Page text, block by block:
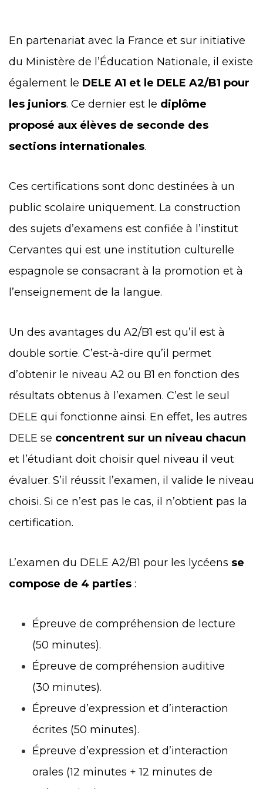
En partenariat avec la France et sur initiative
du Ministère de l’Éducation Nationale, il existe
également le DELE A1 et le DELE A2/B1 pour
les juniors. Ce dernier est le diplôme
proposé aux élèves de seconde des
sections internationales.
Ces certifications sont donc destinées à un
public scolaire uniquement. La construction
des sujets d’examens est confiée à l’institut
Cervantes qui est une institution culturelle
espagnole se consacrant à la promotion et à
l’enseignement de la langue.
Un des avantages du A2/B1 est qu’il est à
double sortie. C’est-à-dire qu’il permet
d’obtenir le niveau A2 ou B1 en fonction des
résultats obtenus à l’examen. C’est le seul
DELE qui fonctionne ainsi. En effet, les autres
DELE se concentrent sur un niveau chacun
et l’étudiant doit choisir quel niveau il veut
évaluer. S’il réussit l’examen, il valide le niveau
choisi. Si ce n’est pas le cas, il n’obtient pas la
certification.
L’examen du DELE A2/B1 pour les lycéens se
compose de 4 parties :
Épreuve de compréhension de lecture
(50 minutes).
Épreuve de compréhension auditive
(30 minutes).
Épreuve d’expression et d’interaction
écrites (50 minutes).
Épreuve d’expression et d’interaction
orales (12 minutes + 12 minutes de